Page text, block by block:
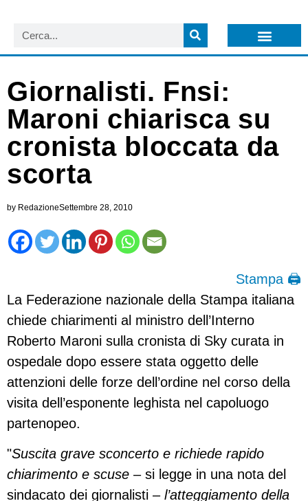
Giornalisti. Fnsi:
Maroni chiarisca su
cronista bloccata da
scorta
by RedazioneSettembre 28, 2010
Stampa 🖨
La Federazione nazionale della Stampa italiana
chiede chiarimenti al ministro dell’Interno
Roberto Maroni sulla cronista di Sky curata in
ospedale dopo essere stata oggetto delle
attenzioni delle forze dell’ordine nel corso della
visita dell’esponente leghista nel capoluogo
partenopeo.
"Suscita grave sconcerto e richiede rapido
chiarimento e scuse – si legge in una nota del
sindacato dei giornalisti – l’atteggiamento della